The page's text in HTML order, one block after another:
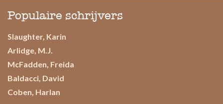
Populaire schrijvers
Slaughter, Karin
Arlidge, M.J.
McFadden, Freida
Baldacci, David
Coben, Harlan